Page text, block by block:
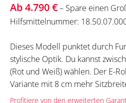
Ab 4.790 €– Spare einen
Hilfsmittelnummer:
Dieses Modell punktet durch
stylische Optik. Du kannst
(Rot und Weiß) wählen. Der E-
Variante mit 8 cm mehr
Profitiere von den erweiterten